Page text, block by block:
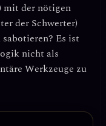
mit der nötigen
der Schwerter)
Es ist
nicht als
Werkzeuge zu